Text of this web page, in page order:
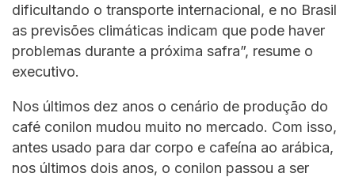
dificultando o transporte internacional, e no Brasil
as previsões climáticas indicam que pode haver
problemas durante a próxima safra”, resume o
executivo.
Nos últimos dez anos o cenário de produção do
café conilon mudou muito no mercado. Com isso,
antes usado para dar corpo e cafeína ao arábica,
nos últimos dois anos, o conilon passou a ser